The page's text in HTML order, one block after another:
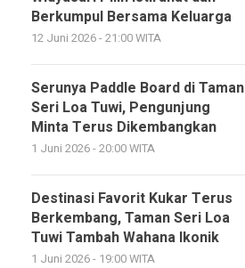
Berkumpul Bersama Keluarga
12 Juni 2026 - 21:00 WITA
Serunya Paddle Board di Taman
Seri Loa Tuwi, Pengunjung
Minta Terus Dikembangkan
1 Juni 2026 - 20:00 WITA
Destinasi Favorit Kukar Terus
Berkembang, Taman Seri Loa
Tuwi Tambah Wahana Ikonik
1 Juni 2026 - 19:00 WITA